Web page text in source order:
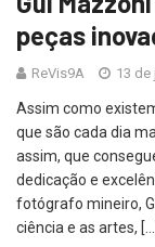
peças
ReVis9A 13 de
Assim como
que são cada dia
assim, que
dedicação e
fotógrafo mineiro,
ciência e as artes, […]